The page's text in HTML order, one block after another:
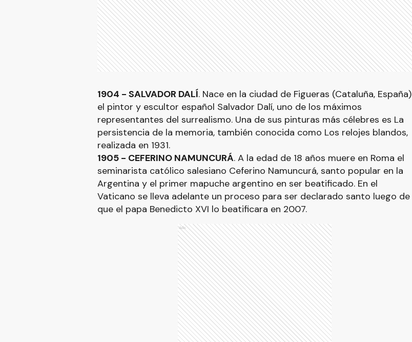
1904 - SALVADOR DALÍ. Nace en la ciudad de Figueras (Cataluña, España)
el pintor y escultor español Salvador Dalí, uno de los máximos
representantes del surrealismo. Una de sus pinturas más célebres es La
persistencia de la memoria, también conocida como Los relojes blandos,
realizada en 1931.
1905 - CEFERINO NAMUNCURÁ. A la edad de 18 años muere en Roma el
seminarista católico salesiano Ceferino Namuncurá, santo popular en la
Argentina y el primer mapuche argentino en ser beatificado. En el
Vaticano se lleva adelante un proceso para ser declarado santo luego de
que el papa Benedicto XVI lo beatificara en 2007.
Ads